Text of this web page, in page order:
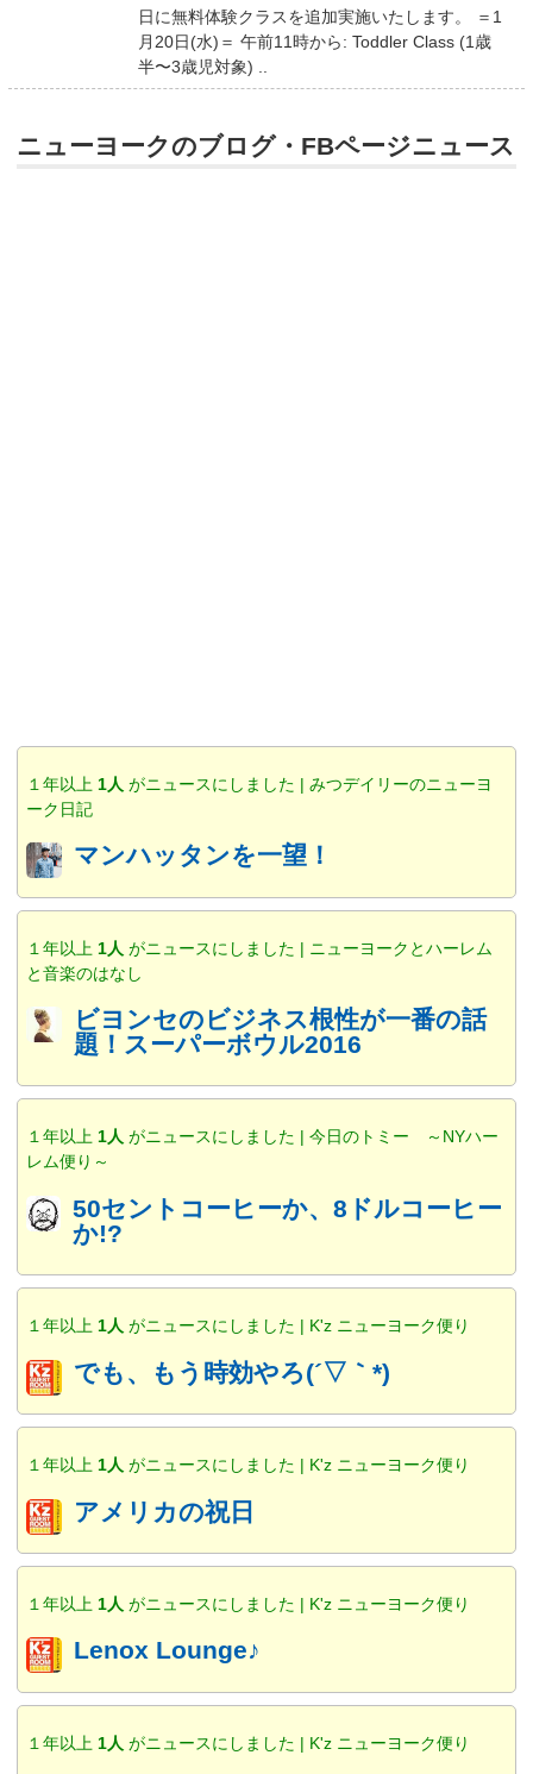
日に無料体験クラスを追加実施いたします。 ＝1
月20日(水)＝ 午前11時から: Toddler Class (1歳
半〜3歳児対象) ..
ニューヨークのブログ・FBページニュース
１年以上 1人 がニュースにしました | みつデイリーのニューヨ
ーク日記
マンハッタンを一望！
１年以上 1人 がニュースにしました | ニューヨークとハーレム
と音楽のはなし
ビヨンセのビジネス根性が一番の話
題！スーパーボウル2016
１年以上 1人 がニュースにしました | 今日のトミー ～NYハー
レム便り～
50セントコーヒーか、8ドルコーヒー
か!?
１年以上 1人 がニュースにしました | K'z ニューヨーク便り
でも、もう時効やろ(´▽｀*)
１年以上 1人 がニュースにしました | K'z ニューヨーク便り
アメリカの祝日
１年以上 1人 がニュースにしました | K'z ニューヨーク便り
Lenox Lounge♪
１年以上 1人 がニュースにしました | K'z ニューヨーク便り